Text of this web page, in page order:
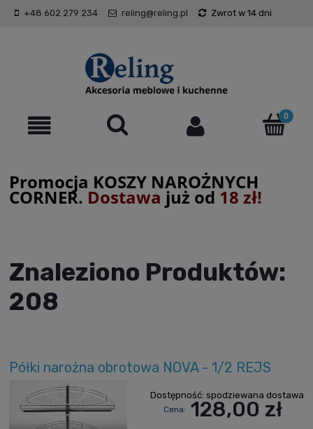
+48 602 279 234 reling@reling.pl Zwrot w 14 dni
Promocja KOSZY NAROŻNYCH
CORNER. Dostawa już od 18 zł!
Znaleziono Produktów:
208
Półki narożna obrotowa NOVA - 1/2 REJS
Dostępność: spodziewana dostawa
Cena: 128,00 zł